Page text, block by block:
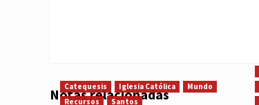
Notas relacionadas
Catequesis Iglesia Católica
Mundo
Recursos
Santos